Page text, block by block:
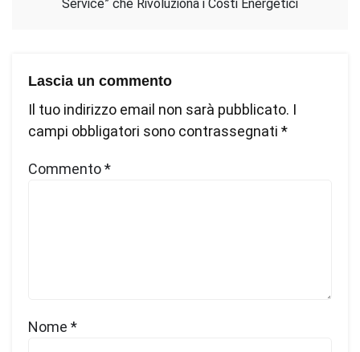
Service” che Rivoluziona i Costi Energetici
Lascia un commento
Il tuo indirizzo email non sarà pubblicato. I
campi obbligatori sono contrassegnati *
Commento*
Nome *